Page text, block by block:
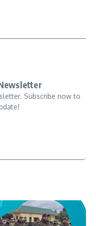
Subscribe now to